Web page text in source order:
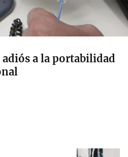
adiós a la portabilidad